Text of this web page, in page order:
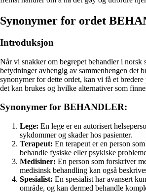
Synonymer for ordet
Introduksjon
Når vi snakker om begrepet behandler i norsk
betydninger avhengig av sammenhengen det
synonymer for dette ordet, kan vi få et
det kan brukes og hvilke alternativer som
Synonymer for BEHANDLER:
Lege: En lege er en autorisert
sykdommer og skader hos pasienter.
Terapeut: En terapeut er en person
behandle fysiske eller psykiske
Medisiner: En person som forskriver
medisinsk behandling kan også
Spesialist: En spesialist har avansert
område, og kan dermed behandle